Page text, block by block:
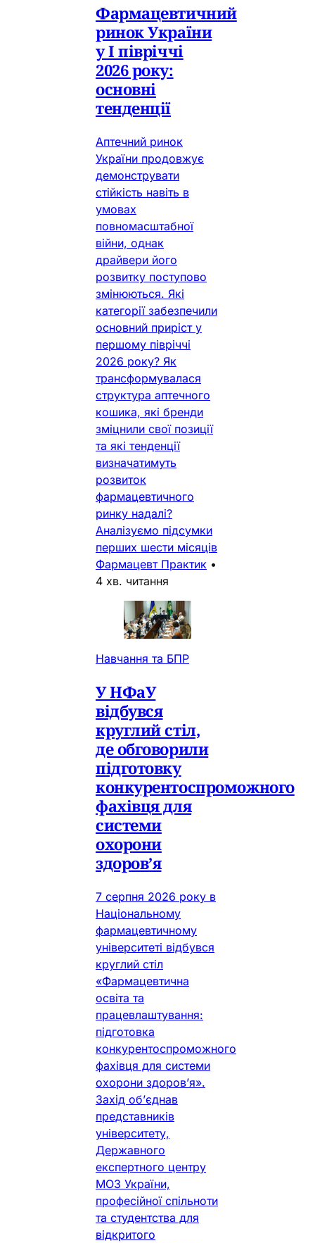
Фармацевтичний
ринок України
у І півріччі
2026 року:
основні
тенденції
Аптечний ринок
України продовжує
демонструвати
стійкість навіть в
умовах
повномасштабної
війни, однак
драйвери його
розвитку поступово
змінюються. Які
категорії забезпечили
основний приріст у
першому півріччі
2026 року? Як
трансформувалася
структура аптечного
кошика, які бренди
зміцнили свої позиції
та які тенденції
визначатимуть
розвиток
фармацевтичного
ринку надалі?
Аналізуємо підсумки
перших шести місяців
Фармацевт Практик •
4 хв. читання
Навчання та БПР
У НФаУ
відбувся
круглий стіл,
де обговорили
підготовку
конкурентоспроможного
фахівця для
системи
охорони
здоров’я
7 серпня 2026 року в
Національному
фармацевтичному
університеті відбувся
круглий стіл
«Фармацевтична
освіта та
працевлаштування:
підготовка
конкурентоспроможного
фахівця для системи
охорони здоров’я».
Захід об’єднав
представників
університету,
Державного
експертного центру
МОЗ України,
професійної спільноти
та студентства для
відкритого